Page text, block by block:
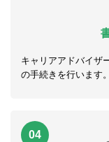
キャリアアドバイザ
の手続きを行います。
04